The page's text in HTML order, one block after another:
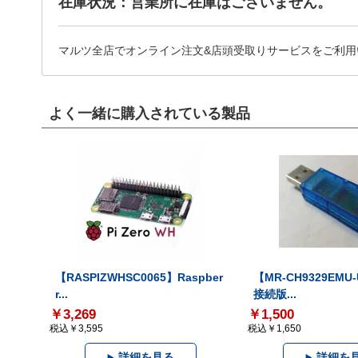
マルツ全店でオンライン注文&店頭受取りサービスをご利
よく一緒に購入されている製品
【RASPIZWHSC0065】Raspber
r...
￥3,269
税込￥3,595
【MR-
接続版...
￥1,500
税込￥1,650